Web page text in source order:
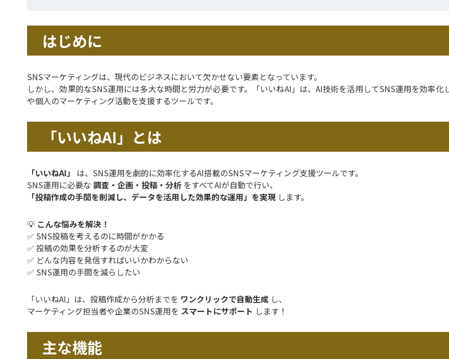
はじめに
SNSマーケティングは、現代のビジネスにおいて欠かせない要素となっています。
しかし、効果的なSNS運用には多大な時間と労力が必要です。「いいねAI」は、AI技術を活用してSNS運用を効率化
や個人のマーケティング活動を支援するツールです。
「いいねAI」とは
「いいねAI」
は、SNS運用を劇的に効率化するAI搭載のSNSマーケティング支援ツールです。
SNS運用に必要な 調査・企画・投稿・分析 をすべてAIが自動で行い、
「投稿作成の手間を削減し、データを活用した効果的な運用」を実現 します。
💡 こんな悩みを解決！
✅ SNS投稿を考えるのに時間がかかる
✅ 投稿の効果を分析するのが大変
✅ どんな内容を発信すればいいかわからない
✅ SNS運用の手間を減らしたい
「いいねAI」は、投稿作成から分析までを ワンクリックで自動生成 し、
マーケティング担当者や企業のSNS運用を スマートにサポート します！
主な機能